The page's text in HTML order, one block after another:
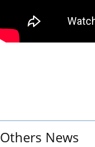
Others News